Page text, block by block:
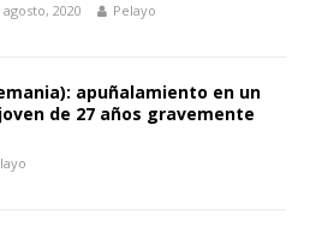
2020 Pelayo
apuñalamiento en un
de 27 años gravemente